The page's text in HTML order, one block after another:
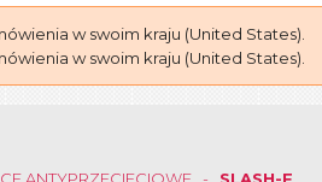
w swoim kraju (United States).
w swoim kraju (United States).